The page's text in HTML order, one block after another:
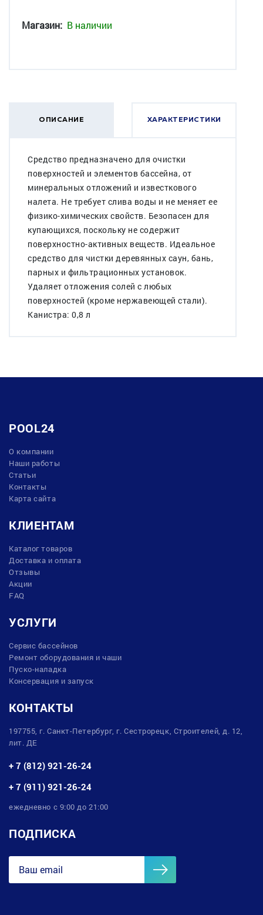
Магазин: В наличии
ОПИСАНИЕ ХАРАКТЕРИСТИКИ
Средство предназначено для очистки
поверхностей и элементов бассейна, от
минеральных отложений и известкового
налета. Не требует слива воды и не меняет ее
физико-химических свойств. Безопасен для
купающихся, поскольку не содержит
поверхностно-активных веществ. Идеальное
средство для чистки деревянных саун, бань,
парных и фильтрационных установок.
Удаляет отложения солей с любых
поверхностей (кроме нержавеющей стали).
Канистра: 0,8 л
POOL24
О компании
Наши работы
Статьи
Контакты
Карта сайта
КЛИЕНТАМ
Каталог товаров
Доставка и оплата
Отзывы
Акции
FAQ
УСЛУГИ
Сервис бассейнов
Ремонт оборудования и чаши
Пуско-наладка
Консервация и запуск
КОНТАКТЫ
197755, г. Санкт-Петербург, г. Сестрорецк, Строителей, д. 12,
лит. ДЕ
+ 7 (812) 921-26-24
+ 7 (911) 921-26-24
ежедневно с 9:00 до 21:00
ПОДПИСКА